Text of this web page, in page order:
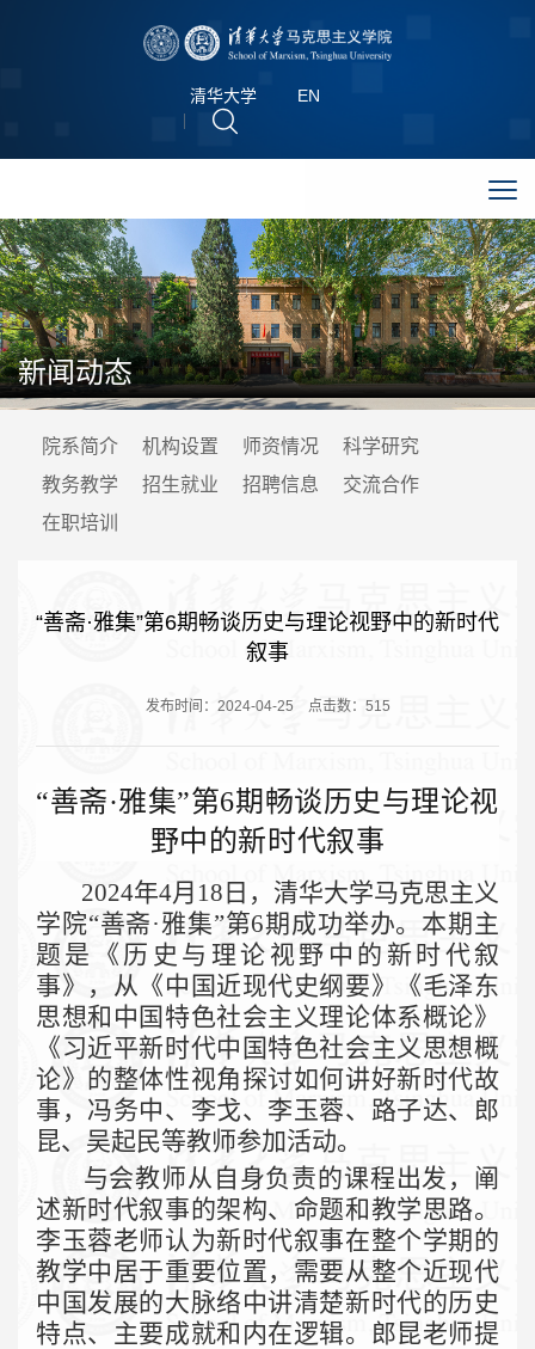
清华大学 EN
新闻动态
院系简介 机构设置 师资情况
科学研究
教务教学
招生就业 招聘信息
交流合作
在职培训
“善斋·雅集”第6期畅谈历史与理论视野中的新时代
叙事
发布时间：2024-04-25 点击数： 515
“善斋·雅集”第6期畅谈历史与理论视
野中的新时代叙事
2024年4月18日，清华大学马克思主义
学院“善斋·雅集”第6期成功举办。本期主
题是《历史与理论视野中的新时代叙
事》，从《中国近现代史纲要》《毛泽东
思想和中国特色社会主义理论体系概论》
《习近平新时代中国特色社会主义思想概
论》的整体性视角探讨如何讲好新时代故
事，冯务中、李戈、李玉蓉、路子达、郎
昆、吴起民等教师参加活动。
与会教师从自身负责的课程出发，阐
述新时代叙事的架构、命题和教学思路。
李玉蓉老师认为新时代叙事在整个学期的
教学中居于重要位置，需要从整个近现代
中国发展的大脉络中讲清楚新时代的历史
特点、主要成就和内在逻辑。郎昆老师提